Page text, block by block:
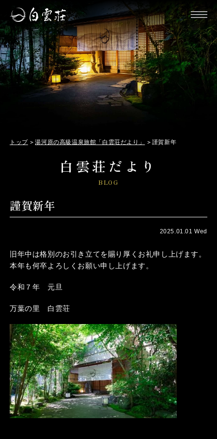
トップ 湯河原の高級温泉旅館「白雲荘だより」 謹賀新年
白雲荘だより
BLOG
謹賀新年
2025.01.01 Wed
旧年中は格別のお引き立てを賜り厚くお礼申し上げます。
本年も何卒よろしくお願い申し上げます。
令和７年 元旦
万葉の里 白雲荘